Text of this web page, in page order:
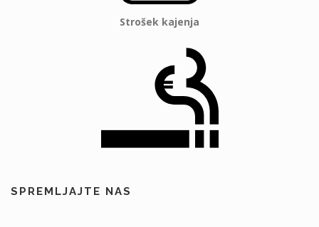
Strošek kajenja
SPREMLJAJTE NAS